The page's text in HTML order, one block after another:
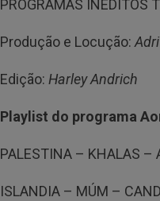
PROGRAMAS INÉDITOS
Produção e Locução:
Edição: Harley Andrich
Playlist do programa
PALESTINA – KHALAS –
ISLANDIA – MÚM –